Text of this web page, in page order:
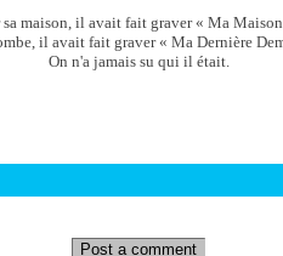
sa maison, il avait fait graver « Ma Maison
il avait fait graver « Ma Dernière
On n'a jamais su qui il était.
Post a comment